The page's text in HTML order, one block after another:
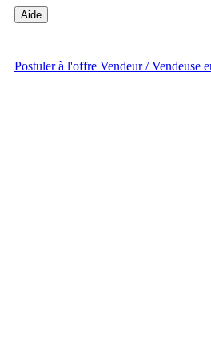
Aide
Postulerà l'offre Vendeur / Vendeuse